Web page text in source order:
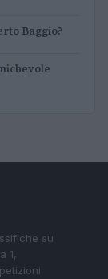
Baggio?
su
1,